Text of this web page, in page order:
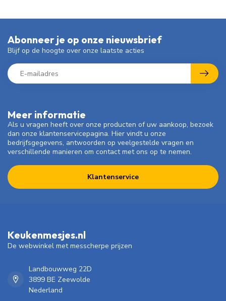
Meer informatie
Als u vragen heeft over onze producten of uw aankoop, bezoek
dan onze klantenservicepagina. Hier vindt u onze
bedrijfsgegevens, antwoorden op veelgestelde vragen en
verschillende manieren om contact met ons op te nemen.
Klantenservice
Abonneer je op onze nieuwsbrief
Blijf op de hoogte over onze laatste acties
Keukenmesjes.nl
De webwinkel met messcherpe prijzen
Landbouwweg 22D
3899 BE Zeewolde
Nederland